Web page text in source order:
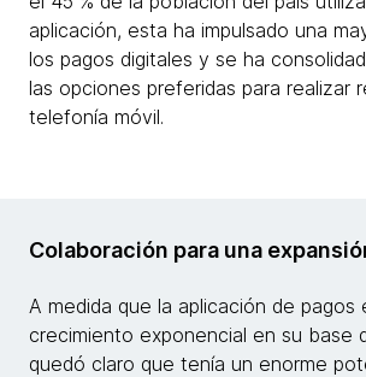
aplicación, esta ha impulsado una
los pagos digitales y se ha
las opciones preferidas para realizar
telefonía móvil.
Colaboración para una
A medida que la aplicación de pagos
crecimiento exponencial en su base
quedó claro que tenía un enorme